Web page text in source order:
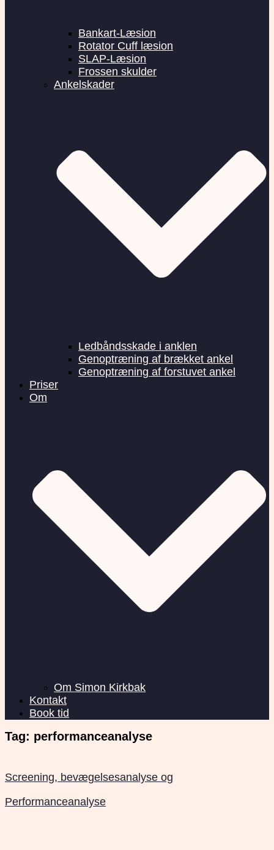
Bankart-Læsion
Rotator Cuff læsion
SLAP-Læsion
Frossen skulder
Ankelskader
Ledbåndsskade i anklen
Genoptræning af brækket ankel
Genoptræning af forstuvet ankel
Priser
Om
Om Simon Kirkbak
Kontakt
Book tid
Tag: performanceanalyse
Screening, bevægelsesanalyse og
Performanceanalyse